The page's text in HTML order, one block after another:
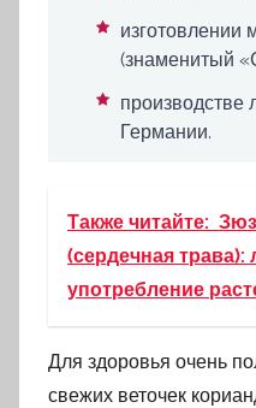
изготовлении
(знаменитый
производстве
Германии.
Также читайте:
(сердечная
употребление
Для здоровья очень
свежих веточек